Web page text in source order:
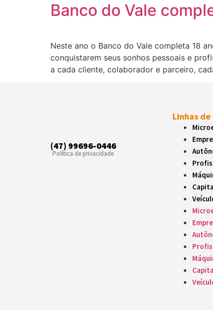
Banco do Vale
Neste ano o Banco do Vale completa 18
conquistarem seus sonhos pessoais e
a cada cliente, colaborador e parceiro,
(47) 99696-0446
Política de privacidade
Linhas